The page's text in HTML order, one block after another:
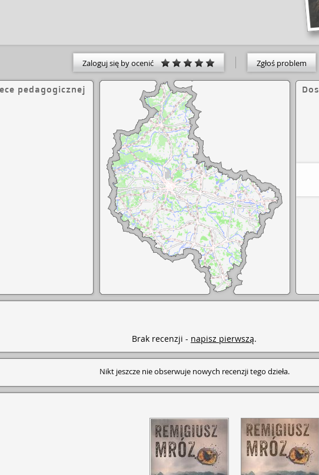
Zaloguj się by ocenić Zgłoś problem
pedagogicznej
Brak recenzji - napisz pierwszą.
Nikt jeszcze nie obserwuje nowych recenzji tego dzieła.